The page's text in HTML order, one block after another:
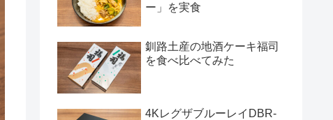
ー」を実食
釧路土産の地酒ケーキ福司
を食べ比べてみた
4KレグザブルーレイDBR-